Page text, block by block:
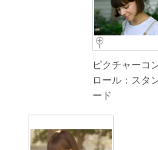
ピクチャーコ
ロール：スタ
ード